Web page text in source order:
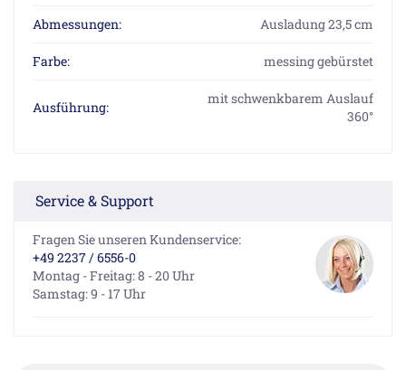
Abmessungen: Ausladung 23,5 cm
Farbe: messing gebürstet
Ausführung:
mit schwenkbarem Auslauf
360°
Service & Support
Fragen Sie unseren Kundenservice:
+49 2237 / 6556-0
Montag - Freitag: 8 - 20 Uhr
Samstag: 9 - 17 Uhr